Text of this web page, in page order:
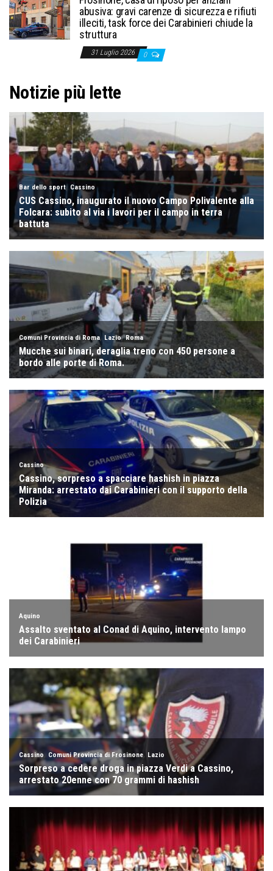
abusiva: gravi carenze di sicurezza e rifiuti
illeciti, task force dei Carabinieri chiude la
struttura
31 Luglio 2026 0
Notizie più lette